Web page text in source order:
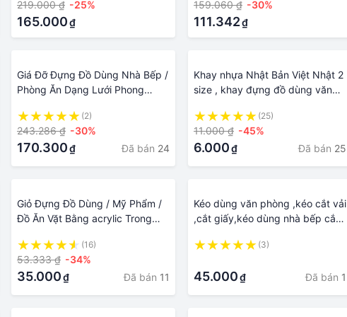
219.000 ₫ -25%
165.000₫
159.060 ₫ -30%
111.342₫
Giá Đỡ Đựng Đồ Dùng Nhà Bếp /
Phòng Ăn Dạng Lưới Phong
(2)
243.286 ₫ -30%
170.300₫ Đã bán 24
Khay nhựa Nhật Bản Việt Nhật 2
size , khay đựng đồ dùng văn
năng
(25)
11.000 ₫ -45%
6.000₫ Đã bán 25
Giỏ Đựng Đồ Dùng / Mỹ Phẩm /
Đồ Ăn Vặt Bằng acrylic Trong
(16)
53.333 ₫ -34%
35.000₫ Đã bán 11
Kéo dùng văn phòng ,kéo cắt vải
,cắt giấy,kéo dùng nhà bếp cắt
(3)
45.000₫ Đã bán 1